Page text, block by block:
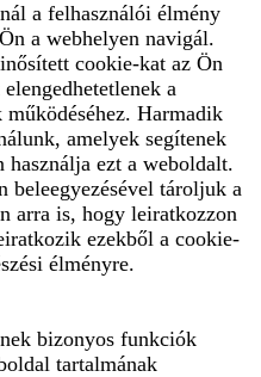
a felhasználói élmény
a webhelyen navigál.
cookie-kat az Ön
a
Harmadik
amelyek segítenek
használja ezt a weboldalt.
beleegyezésével tároljuk a
arra is, hogy leiratkozzon
ezekből a cookie-
élményre.
bizonyos funkciók
tartalmának